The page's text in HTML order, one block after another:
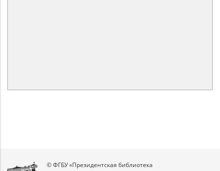
© ФГБУ «Президентская библиотека